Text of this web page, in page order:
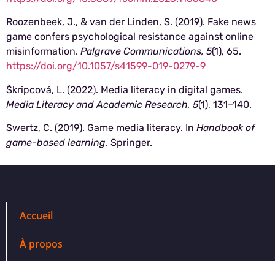
Roozenbeek, J., & van der Linden, S. (2019). Fake news
game confers psychological resistance against online
misinformation. Palgrave Communications, 5(1), 65.
https://doi.org/10.1057/s41599-019-0279-9
Škripcová, L. (2022). Media literacy in digital games.
Media Literacy and Academic Research, 5(1), 131–140.
Swertz, C. (2019). Game media literacy. In Handbook of
game-based learning. Springer.
Accueil
À propos